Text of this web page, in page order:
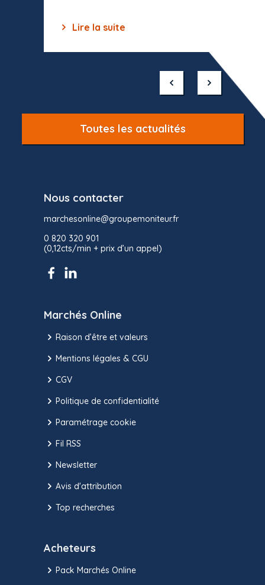
Lire la suite
Toutes les actualités
Nous contacter
marchesonline@groupemoniteur.fr
0 820 320 901
(0,12cts/min + prix d’un appel)
Marchés Online
Raison d’être et valeurs
Mentions légales & CGU
CGV
Politique de confidentialité
Paramétrage cookie
Fil RSS
Newsletter
Avis d'attribution
Top recherches
Acheteurs
Pack Marchés Online